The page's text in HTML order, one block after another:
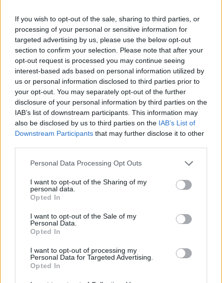
If you wish to opt-out of the sale, sharing to third parties, or
processing of your personal or sensitive information for
targeted advertising by us, please use the below opt-out
section to confirm your selection. Please note that after your
opt-out request is processed you may continue seeing
interest-based ads based on personal information utilized by
us or personal information disclosed to third parties prior to
your opt-out. You may separately opt-out of the further
disclosure of your personal information by third parties on the
IAB’s list of downstream participants. This information may
also be disclosed by us to third parties on the IAB’s List of
Downstream Participants that may further disclose it to other
Personal Data Processing Opt Outs
I want to opt-out of the Sharing of my
personal data.
Opted In
I want to opt-out of the Sale of my
Personal Data.
Opted In
I want to opt-out of processing my
Personal Data for Targeted Advertising.
Opted In
06:21
Το αφράτο και κρεμώδες νηστίσιμο παγωτό βανίλια,
χωρίς παγωτομηχανή
05:41
Φεύγουμε για διακοπές; Τα 7 πράγματα που πρέπει να
κάνουμε στο σπίτι πριν κλείσουμε την πόρτα
04:11
Μαγειρεμένο ρύζι: Πόσο διατηρείται στο ψυγείο και τα
συχνά λάθη που πρέπει να προσέξουμε
θερμοκρασία, ο ανεμιστήρας οροφής αλλάζει την
02:30
01:30
Ειδικός λέει ποια φυτά να βάλεις στο μπαλκόνι σου το
καλοκαίρι
ΠΕΡΙΣΣΟΤΕΡΑ